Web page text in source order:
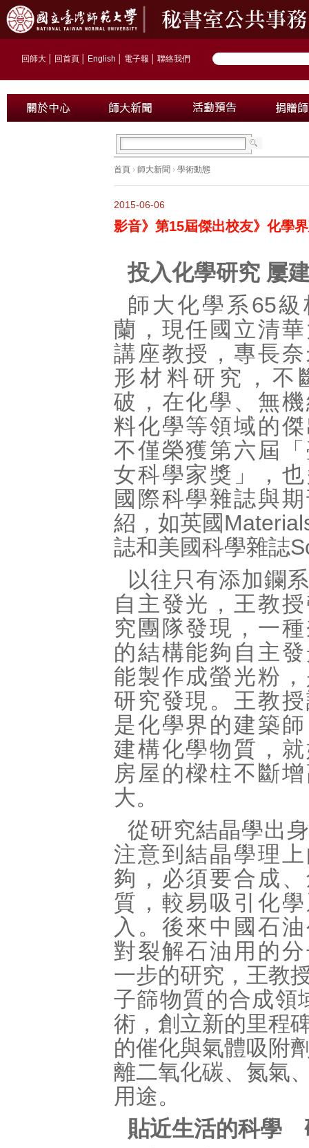
回師大 回首頁 English 電子報 聯絡我們
首頁 › 師大新聞 › 學術動態
2015-06-06
影音》第15屆傑出校友》化學
投入化學研究 屢
師大化學系65
蘭，現任國立清
講座教授，專長
形材料研究，不
破，在化學、無
料化學等領域的
不僅榮獲第六屆
女科學家獎」，
國際科學雜誌與
紹，如英國
誌和美國科學雜誌
以往只有添加鑭
自主發光，王教
究團隊發現，一
的結構能夠自主
能製作成螢光粉
研究發現。王教
是化學界的建築
建構化學物質，
房屋的樑柱不斷
大。
從研究結晶學出
注意到結晶學理
夠，必須要合成
質，較易吸引化
入。後來中國石
對裂解石油用的
一步的研究，王教
子篩物質的合成領
術，創立新的里程
的催化與氣體吸附
離二氧化碳、氮氣
用途。
貼近生活的科學